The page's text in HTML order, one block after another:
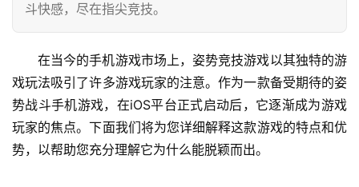
斗快感，尽在指尖竞技。
在当今的手机游戏市场上，姿势竞技游戏以其独特的游
戏玩法吸引了许多游戏玩家的注意。作为一款备受期待的姿
势战斗手机游戏，在iOS平台正式启动后，它逐渐成为游戏
玩家的焦点。下面我们将为您详细解释这款游戏的特点和优
势，以帮助您充分理解它为什么能脱颖而出。